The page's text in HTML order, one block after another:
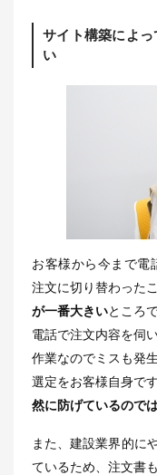
サイト構築によ
い
お客様から今まで電
注文に切り替わったこ
が一番大きいところ
電話で注文内容を伺
作業なのでミスも発
選定をお客様自身で
然に防げているので
また、建設業界的に
ているため、注文書